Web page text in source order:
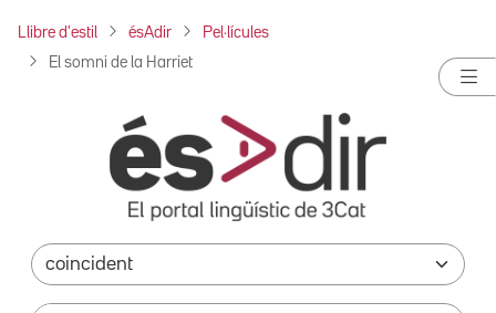
Llibre d'estil ésAdir Pel·lícules
El somni de la Harriet